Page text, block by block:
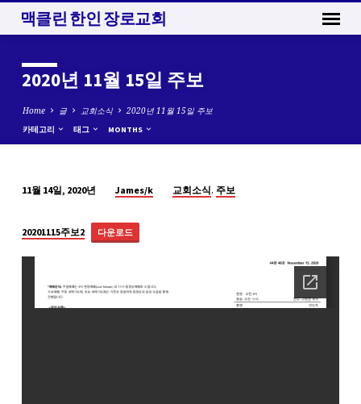
맥클린 한인 장로교회
2020년 11월 15일 주보
Home 글 교회소식 2020년 11월 15일 주보
카테고리 태그 MONTHS
년
11
일
11월 14일, 2020년 James/k 교회소식, 주보
20201115주보2 다운로드